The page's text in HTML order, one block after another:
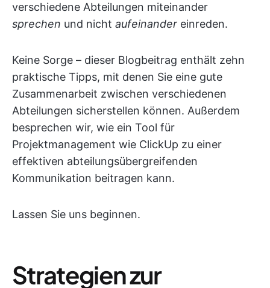
verschiedene Abteilungen miteinander
sprechen und nicht aufeinander einreden.
Keine Sorge – dieser Blogbeitrag enthält zehn
praktische Tipps, mit denen Sie eine gute
Zusammenarbeit zwischen verschiedenen
Abteilungen sicherstellen können. Außerdem
besprechen wir, wie ein Tool für
Projektmanagement wie ClickUp zu einer
effektiven abteilungsübergreifenden
Kommunikation beitragen kann.
Lassen Sie uns beginnen.
Strategien zur